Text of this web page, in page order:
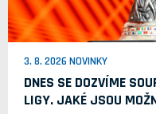
3. 8. 2026 NOVINKY
DNES SE DOZVÍME
LIGY. JAKÉ JSOU